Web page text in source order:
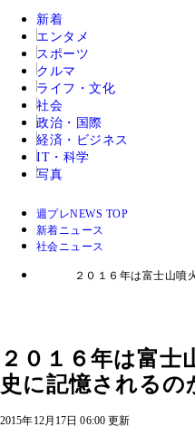
新着
エンタメ
スポーツ
クルマ
ライフ・文化
社会
政治・国際
経済・ビジネス
IT・科学
写真
週プレNEWS TOP
新着ニュース
社会ニュース
２０１６年は富士山噴
２０１６年は富士
史に記憶されるの
2015年12月17日 06:00 更新